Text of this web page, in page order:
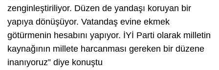
zenginleştiriliyor. Düzen de yandaşı koruyan bir
yapıya dönüşüyor. Vatandaş evine ekmek
götürmenin hesabını yapıyor. İYİ Parti olarak milletin
kaynağının millete harcanması gereken bir düzene
inanıyoruz” diye konuştu